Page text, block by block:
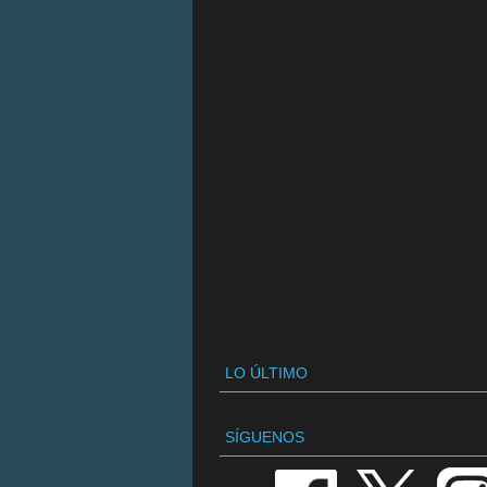
LO ÚLTIMO
SÍGUENOS